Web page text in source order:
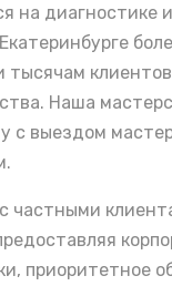
на диагностике
тысячам
Наша
с выездом
частными
приоритетное